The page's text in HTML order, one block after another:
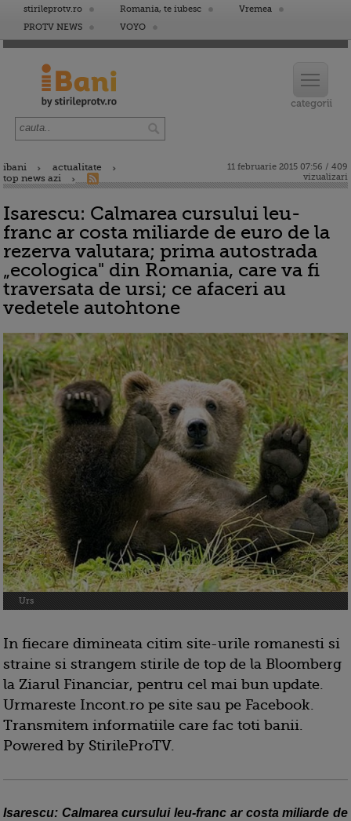
stirileprotv.ro Romania, te iubesc
Vremea
PROTV NEWS
VOYO
ibani
actualitate
top news azi
11 februarie 2015 07:56 / 409
vizualizari
Isarescu: Calmarea cursului leu-
franc ar costa miliarde de euro de la
rezerva valutara; prima autostrada
„ecologica" din Romania, care va fi
traversata de ursi; ce afaceri au
vedetele autohtone
Urs
In fiecare dimineata citim site-urile romanesti si
straine si strangem stirile de top de la Bloomberg
la Ziarul Financiar, pentru cel mai bun update.
Urmareste Incont.ro pe site sau pe Facebook.
Transmitem informatiile care fac toti banii.
Powered by StirileProTV.
Isarescu: Calmarea cursului leu-franc ar costa miliarde de